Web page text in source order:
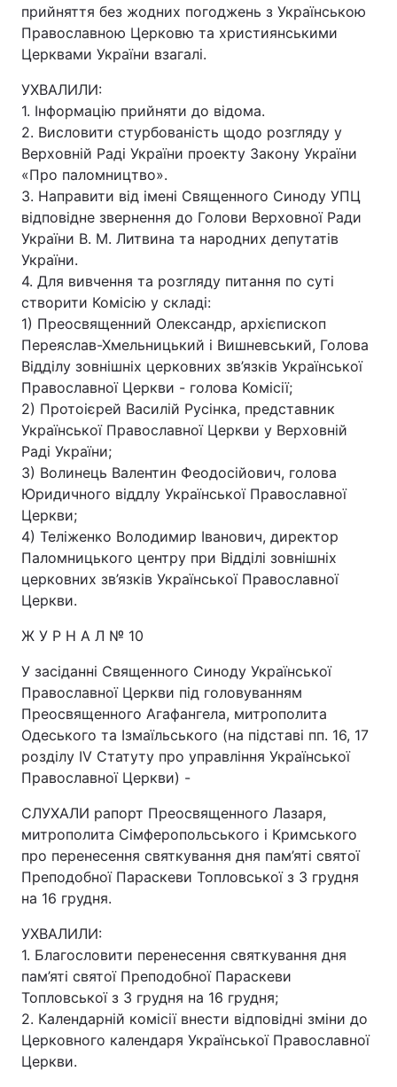
прийняття без жодних погоджень з Українською
Православною Церковю та християнськими
Церквами України взагалі.
УХВАЛИЛИ:
1. Інформацію прийняти до відома.
2. Висловити стурбованість щодо розгляду у
Верховній Раді України проекту Закону України
«Про паломництво».
3. Направити від імені Священного Синоду УПЦ
відповідне звернення до Голови Верховної Ради
України В. М. Литвина та народних депутатів
України.
4. Для вивчення та розгляду питання по суті
створити Комісію у складі:
1) Преосвященний Олександр, архієпископ
Переяслав-Хмельницький і Вишневський, Голова
Відділу зовнішніх церковних зв’язків Української
Православної Церкви - голова Комісії;
2) Протоієрей Василій Русінка, представник
Української Православної Церкви у Верховній
Раді України;
3) Волинець Валентин Феодосійович, голова
Юридичного віддлу Української Православної
Церкви;
4) Теліженко Володимир Іванович, директор
Паломницького центру при Відділі зовнішніх
церковних зв’язків Української Православної
Церкви.
Ж У Р Н А Л № 10
У засіданні Священного Синоду Української
Православної Церкви під головуванням
Преосвященного Агафангела, митрополита
Одеського та Ізмаїльського (на підставі пп. 16, 17
розділу IV Статуту про управління Української
Православної Церкви) -
СЛУХАЛИ рапорт Преосвященного Лазаря,
митрополита Сімферопольського і Кримського
про перенесення святкування дня пам’яті святої
Преподобної Параскеви Топловської з 3 грудня
на 16 грудня.
УХВАЛИЛИ:
1. Благословити перенесення святкування дня
пам’яті святої Преподобної Параскеви
Топловської з 3 грудня на 16 грудня;
2. Календарній комісії внести відповідні зміни до
Церковного календаря Української Православної
Церкви.